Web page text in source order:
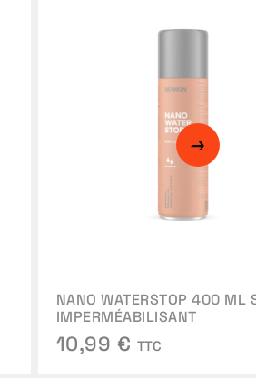
NANO WATERSTOP 400 ML
IMPERMÉABILISANT
10,99 € TTC